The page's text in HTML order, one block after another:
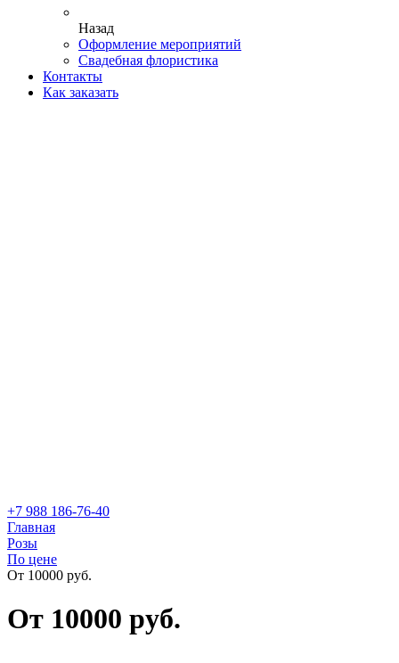
Назад
Оформление мероприятий
Свадебная флористика
Контакты
Как заказать
+7 988 186-76-40
Главная
Розы
По цене
От 10000 руб.
От 10000 руб.